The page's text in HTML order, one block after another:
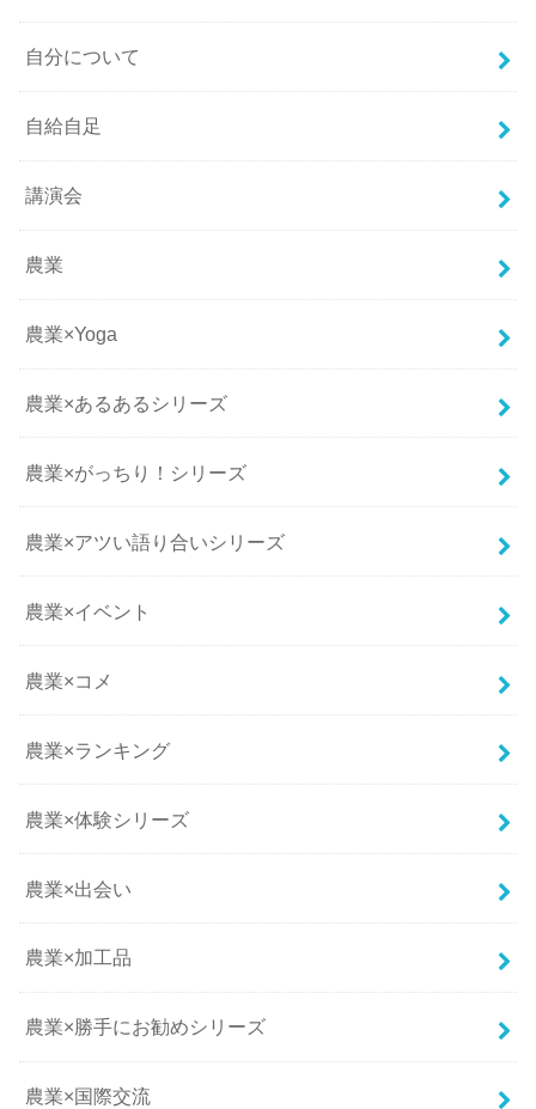
自分について
自給自足
講演会
農業
農業×Yoga
農業×あるあるシリーズ
農業×がっちり！シリーズ
農業×アツい語り合いシリーズ
農業×イベント
農業×コメ
農業×ランキング
農業×体験シリーズ
農業×出会い
農業×加工品
農業×勝手にお勧めシリーズ
農業×国際交流